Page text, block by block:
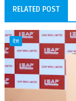
RELATED POST
देश